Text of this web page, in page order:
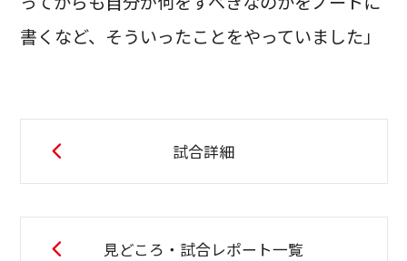
書くなど、そういったことをやっていました」
試合詳細
見どころ・試合レポート一覧